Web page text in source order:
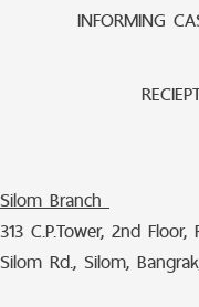
INFORMING
Silom Branch
313 C.P.Tower, 2nd
Silom Rd., Silom,